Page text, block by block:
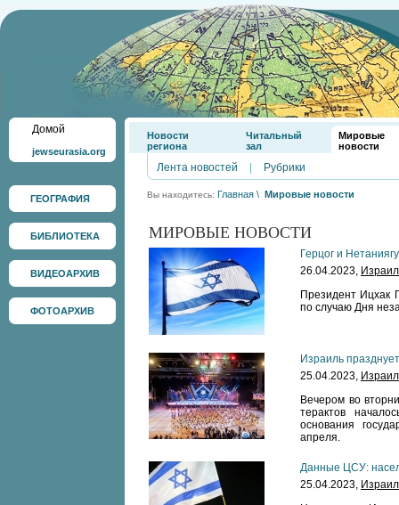
Домой
jewseurasia.org
ГЕОГРАФИЯ
БИБЛИОТЕКА
ВИДЕОАРХИВ
ФОТОАРХИВ
Новости
региона
Читальный
зал
Мировые
новости
Лента новостей Рубрики
Вы находитесь: Главная \ Мировые новости
МИРОВЫЕ НОВОСТИ
Герцог и
26.04.2023,
Президент Ицхак
по случаю Дня
Израиль
25.04.2023,
Вечером во
терактов
основания
апреля.
Данные ЦСУ:
25.04.2023,